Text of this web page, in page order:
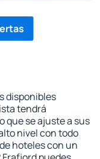
disponibles
tendrá
que se ajuste a sus
nivel con todo
hoteles con un